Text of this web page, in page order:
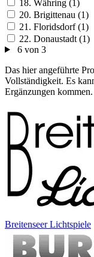
18. Währing (1)
20. Brigittenau (1)
21. Floridsdorf (1)
22. Donaustadt (1)
6 von 3
Das hier angeführte
Vollständigkeit. Es
Ergänzungen kommen.
Breitenseer Lichtspiele